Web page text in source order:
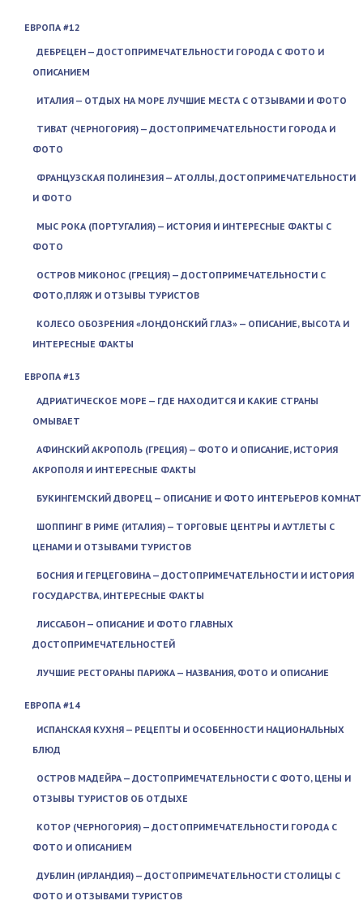
ЕВРОПА #12
ДЕБРЕЦЕН — ДОСТОПРИМЕЧАТЕЛЬНОСТИ ГОРОДА С ФОТО И
ОПИСАНИЕМ
ИТАЛИЯ — ОТДЫХ НА МОРЕ ЛУЧШИЕ МЕСТА С ОТЗЫВАМИ И ФОТО
ТИВАТ (ЧЕРНОГОРИЯ) — ДОСТОПРИМЕЧАТЕЛЬНОСТИ ГОРОДА И
ФОТО
ФРАНЦУЗСКАЯ ПОЛИНЕЗИЯ — АТОЛЛЫ, ДОСТОПРИМЕЧАТЕЛЬНОСТИ
И ФОТО
МЫС РОКА (ПОРТУГАЛИЯ) — ИСТОРИЯ И ИНТЕРЕСНЫЕ ФАКТЫ С
ФОТО
ОСТРОВ МИКОНОС (ГРЕЦИЯ) — ДОСТОПРИМЕЧАТЕЛЬНОСТИ С
ФОТО,ПЛЯЖ И ОТЗЫВЫ ТУРИСТОВ
КОЛЕСО ОБОЗРЕНИЯ «ЛОНДОНСКИЙ ГЛАЗ» — ОПИСАНИЕ, ВЫСОТА И
ИНТЕРЕСНЫЕ ФАКТЫ
ЕВРОПА #13
АДРИАТИЧЕСКОЕ МОРЕ — ГДЕ НАХОДИТСЯ И КАКИЕ СТРАНЫ
ОМЫВАЕТ
АФИНСКИЙ АКРОПОЛЬ (ГРЕЦИЯ) — ФОТО И ОПИСАНИЕ, ИСТОРИЯ
АКРОПОЛЯ И ИНТЕРЕСНЫЕ ФАКТЫ
БУКИНГЕМСКИЙ ДВОРЕЦ — ОПИСАНИЕ И ФОТО ИНТЕРЬЕРОВ КОМНАТ
ШОППИНГ В РИМЕ (ИТАЛИЯ) — ТОРГОВЫЕ ЦЕНТРЫ И АУТЛЕТЫ С
ЦЕНАМИ И ОТЗЫВАМИ ТУРИСТОВ
БОСНИЯ И ГЕРЦЕГОВИНА — ДОСТОПРИМЕЧАТЕЛЬНОСТИ И ИСТОРИЯ
ГОСУДАРСТВА, ИНТЕРЕСНЫЕ ФАКТЫ
ЛИССАБОН — ОПИСАНИЕ И ФОТО ГЛАВНЫХ
ДОСТОПРИМЕЧАТЕЛЬНОСТЕЙ
ЛУЧШИЕ РЕСТОРАНЫ ПАРИЖА — НАЗВАНИЯ, ФОТО И ОПИСАНИЕ
ЕВРОПА #14
ИСПАНСКАЯ КУХНЯ — РЕЦЕПТЫ И ОСОБЕННОСТИ НАЦИОНАЛЬНЫХ
БЛЮД
ОСТРОВ МАДЕЙРА — ДОСТОПРИМЕЧАТЕЛЬНОСТИ С ФОТО, ЦЕНЫ И
ОТЗЫВЫ ТУРИСТОВ ОБ ОТДЫХЕ
КОТОР (ЧЕРНОГОРИЯ) — ДОСТОПРИМЕЧАТЕЛЬНОСТИ ГОРОДА С
ФОТО И ОПИСАНИЕМ
ДУБЛИН (ИРЛАНДИЯ) — ДОСТОПРИМЕЧАТЕЛЬНОСТИ СТОЛИЦЫ С
ФОТО И ОТЗЫВАМИ ТУРИСТОВ